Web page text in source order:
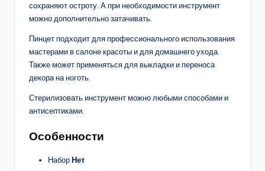
сохраняют остроту. А при необходимости инструмент
можно дополнительно затачивать.
Пинцет подходит для профессионального использования
мастерами в салоне красоты и для домашнего ухода.
Также может применяться для выкладки и переноса
декора на ноготь.
Стерилизовать инструмент можно любыми способами и
антисептиками.
Особенности
НаборНет